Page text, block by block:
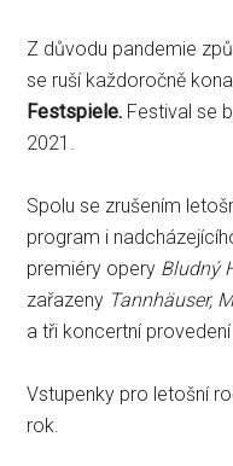
Z důvodu pandemie
se ruší každoročně
Festspiele. Festival se
2021.
Spolu se zrušením
program i
premiéry opery Bludný
zařazeny Tannhäuser,
a tři koncertní provedení
Vstupenky pro letošní
rok.